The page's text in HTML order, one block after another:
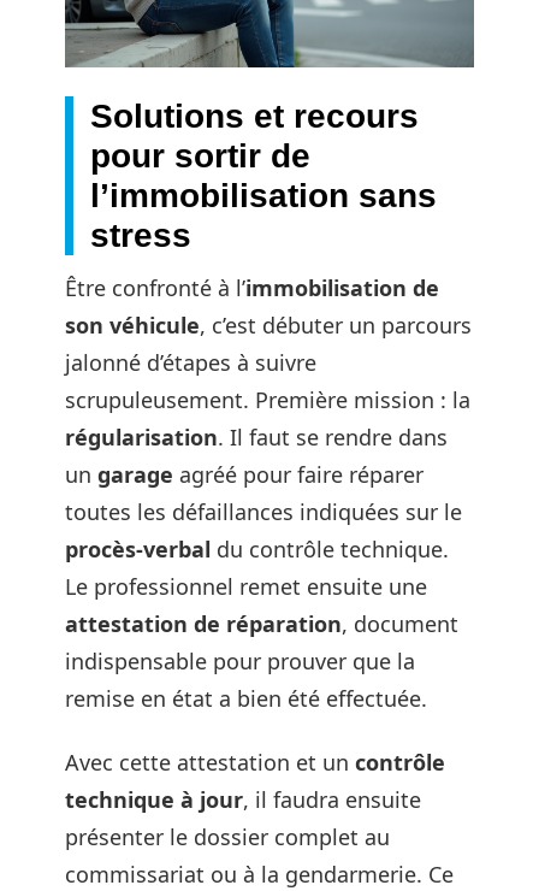
Solutions et recours
pour sortir de
l’immobilisation sans
stress
Être confronté à l’immobilisation de
son véhicule, c’est débuter un parcours
jalonné d’étapes à suivre
scrupuleusement. Première mission : la
régularisation. Il faut se rendre dans
un garage agréé pour faire réparer
toutes les défaillances indiquées sur le
procès-verbal du contrôle technique.
Le professionnel remet ensuite une
attestation de réparation, document
indispensable pour prouver que la
remise en état a bien été effectuée.
Avec cette attestation et un contrôle
technique à jour, il faudra ensuite
présenter le dossier complet au
commissariat ou à la gendarmerie. Ce